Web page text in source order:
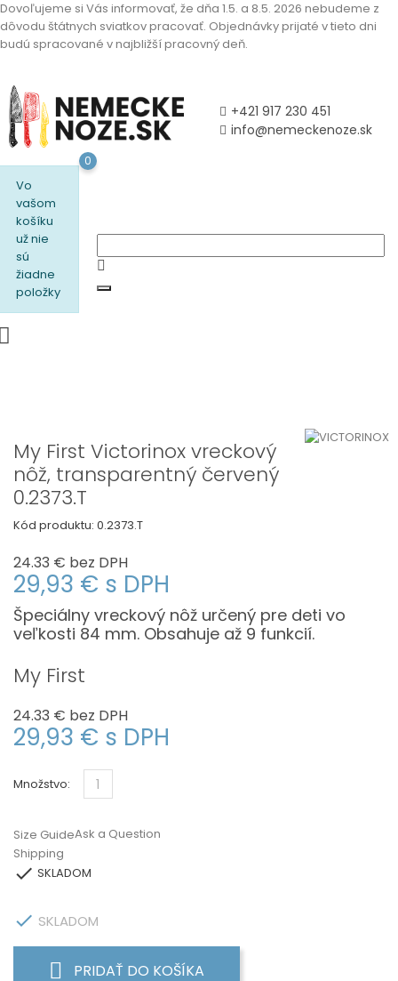
Dovoľujeme si Vás informovať, že dňa 1.5. a 8.5. 2026 nebudeme z
dôvodu štátnych sviatkov pracovať. Objednávky prijaté v tieto dni
budú spracované v najbližší pracovný deň.
+421 917 230 451
info@nemeckenoze.sk
Vo
vašom
košíku
už nie
sú
žiadne
položky
0
My First Victorinox vreckový
nôž, transparentný červený
0.2373.T
Kód produktu: 0.2373.T
24.33 € bez DPH
29,93 € s DPH
Špeciálny vreckový nôž určený pre deti vo
veľkosti 84 mm. Obsahuje až 9 funkcií.
My First
24.33 € bez DPH
29,93 € s DPH
Množstvo:
Size Guide
Shipping
Ask a Question
 SKLADOM
 SKLADOM
PRIDAŤ DO KOŠÍKA